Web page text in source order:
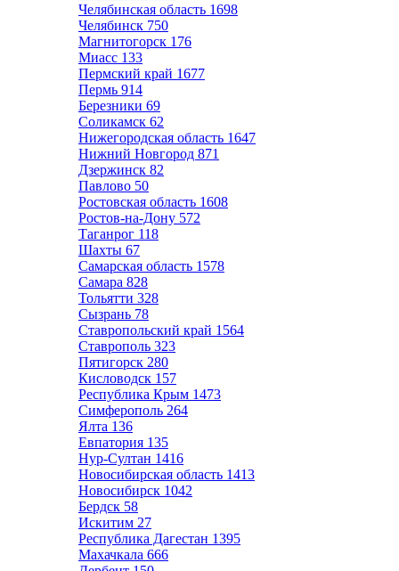
Челябинская область 1698
Челябинск 750
Магнитогорск 176
Миасс 133
Пермский край 1677
Пермь 914
Березники 69
Соликамск 62
Нижегородская область 1647
Нижний Новгород 871
Дзержинск 82
Павлово 50
Ростовская область 1608
Ростов-на-Дону 572
Таганрог 118
Шахты 67
Самарская область 1578
Самара 828
Тольятти 328
Сызрань 78
Ставропольский край 1564
Ставрополь 323
Пятигорск 280
Кисловодск 157
Республика Крым 1473
Симферополь 264
Ялта 136
Евпатория 135
Нур-Султан 1416
Новосибирская область 1413
Новосибирск 1042
Бердск 58
Искитим 27
Республика Дагестан 1395
Махачкала 666